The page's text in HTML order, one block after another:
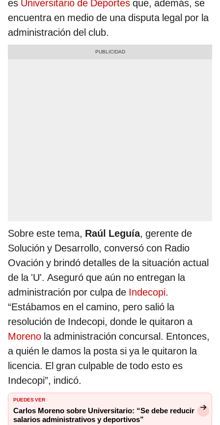
es Universitario de Deportes que, además, se
encuentra en medio de una disputa legal por la
administración del club.
Sobre este tema, Raúl Leguía, gerente de
Solución y Desarrollo, conversó con Radio
Ovación y brindó detalles de la situación actual
de la 'U'. Aseguró que aún no entregan la
administración por culpa de Indecopi.
“Estábamos en el camino, pero salió la
resolución de Indecopi, donde le quitaron a
Moreno la administración concursal. Entonces,
a quién le damos la posta si ya le quitaron la
licencia. El gran culpable de todo esto es
Indecopi”, indicó.
PUEDES VER
Carlos Moreno sobre Universitario: “Se debe reducir
salarios administrativos y deportivos”